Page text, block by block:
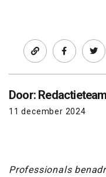
Facebook
Door: Redactieteam
11 december 2024
Professionals